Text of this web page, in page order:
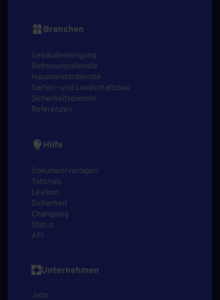
Branchen
Gebäudereinigung
Betreuungsdienste
Hausmeisterdienste
Garten- und Landschaftsbau
Sicherheitsdienste
Referenzen
Hilfe
Dokumentvorlagen
Tutorials
Lexikon
Sicherheit
Changelog
Status
API
Unternehmen
Jobs